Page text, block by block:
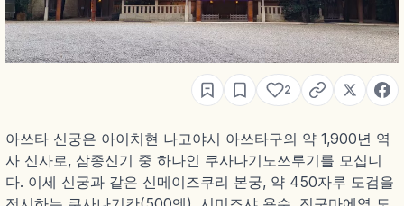
2
아쓰타 신궁은 아이치현 나고야시 아쓰타구의 약 1,900년 역
사 신사로, 삼종신기 중 하나인 쿠사나기노쓰루기를 모십니
다. 이세 신궁과 같은 신메이즈쿠리 본궁, 약 450자루 도검을